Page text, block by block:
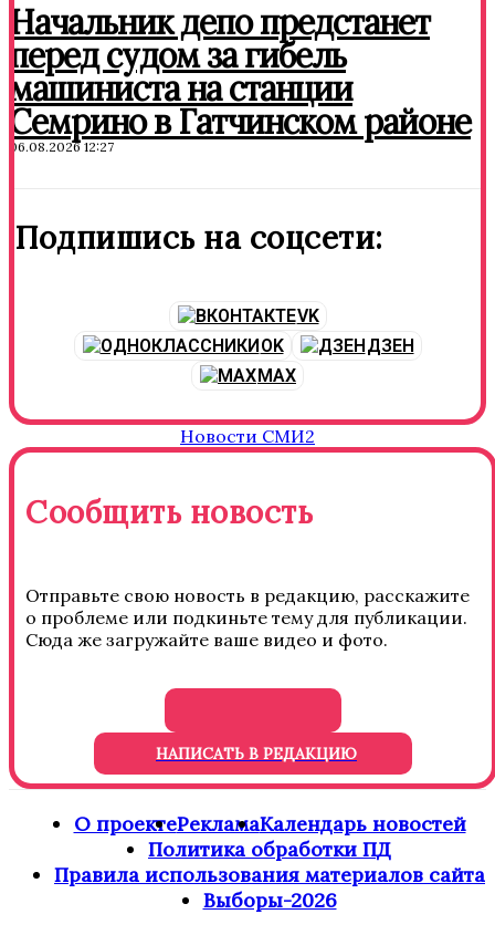
Начальник депо предстанет
перед судом за гибель
машиниста на станции
Семрино в Гатчинском районе
06.08.2026 12:27
Подпишись на соцсети:
VK
OK
ДЗЕН
MAX
Новости СМИ2
Сообщить новость
Отправьте свою новость в редакцию, расскажите
о проблеме или подкиньте тему для публикации.
Сюда же загружайте ваше видео и фото.
НАПИСАТЬ В РЕДАКЦИЮ
О проектеРекламаКалендарь новостей
Политика обработки ПД
Правила использования материалов сайта
Выборы-2026